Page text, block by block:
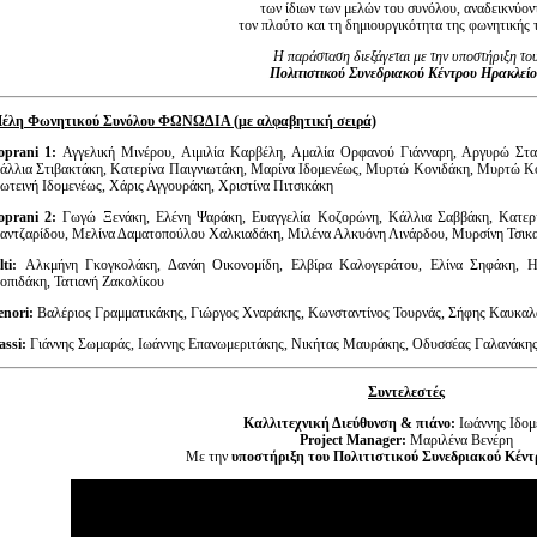
των ίδιων των μελών του συνόλου,
τον πλούτο και τη δημιουργικότητα της φωνητικής
Η παράσταση διεξάγεται με την υποστήριξη
Πολιτιστικού Συνεδριακού Κέντρου
Φωνητικού Συνόλου ΦΩΝΩΔΙΑ (με αλφαβητική σειρά)
1: Αγγελική Μινέρου, Αιμιλία Καρβέλη, Αμαλία Ορφανού Γιάνναρη, Αργυρώ
Στιβακτάκη, Κατερίνα Παιγνιωτάκη, Μαρίνα Ιδομενέως, Μυρτώ Κονιδάκη, Μυρτώ
Ιδομενέως, Χάρις Αγγουράκη, Χριστίνα Πιτσικάκη
2: Γωγώ Ξενάκη, Ελένη Ψαράκη, Ευαγγελία Κοζορώνη, Κάλλια Σαββάκη,
Μελίνα Δαματοπούλου Χαλκιαδάκη, Μιλένα Αλκυόνη Λινάρδου, Μυρσίνη
Αλκμήνη Γκογκολάκη, Δανάη Οικονομίδη, Ελβίρα Καλογεράτου, Ελίνα
Τατιανή Ζακολίκου
Βαλέριος Γραμματικάκης, Γιώργος Χναράκης, Κωνσταντίνος Τουρνάς, Σήφης
Γιάννης Σωμαράς, Ιωάννης Επανωμεριτάκης, Νικήτας Μαυράκης, Οδυσσέας
Συντελεστές
Καλλιτεχνική Διεύθυνση & πιάνο: Ιωάννης
Project Manager: Μαριλένα Βενέρη
Με την υποστήριξη του Πολιτιστικού Συνεδριακού